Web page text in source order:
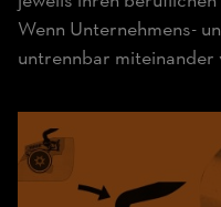
Wenn Unternehmens-
untrennbar miteinander